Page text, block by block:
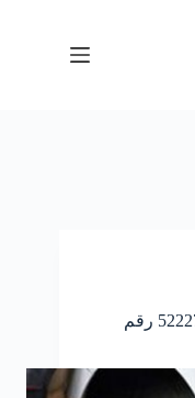
خدمة كهرباء السيارات ابو حليفة 52227338 رقم